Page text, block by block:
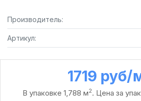
Производитель:
Артикул:
1719 руб /
В упаковке 1,788 м2. Цена за